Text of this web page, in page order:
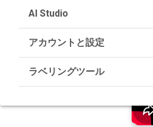
AI Studio
アカウントと設定
ラベリングツール